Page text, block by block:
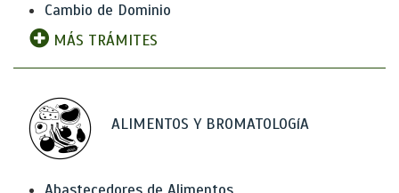
Cambio de Dominio
MÁS TRÁMITES
ALIMENTOS Y BROMATOLOGíA